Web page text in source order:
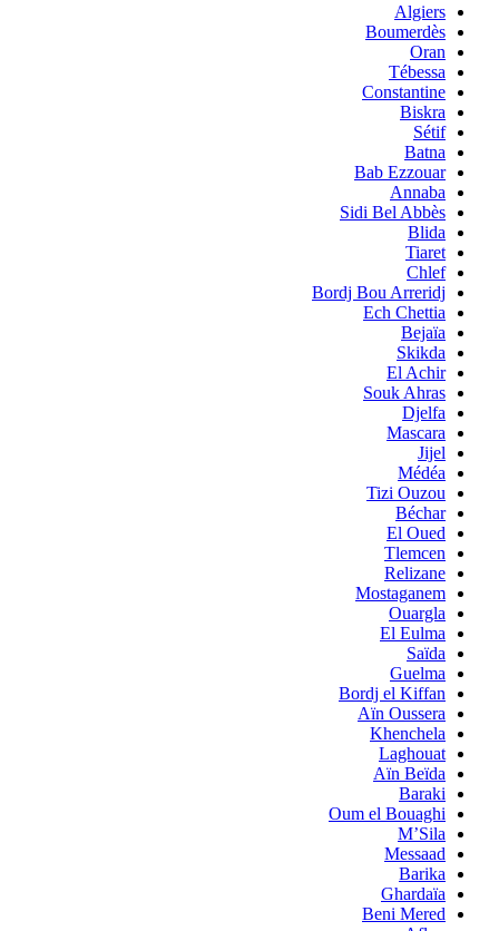
Algiers
Boumerdès
Oran
Tébessa
Constantine
Biskra
Sétif
Batna
Bab Ezzouar
Annaba
Sidi Bel Abbès
Blida
Tiaret
Chlef
Bordj Bou Arreridj
Ech Chettia
Bejaïa
Skikda
El Achir
Souk Ahras
Djelfa
Mascara
Jijel
Médéa
Tizi Ouzou
Béchar
El Oued
Tlemcen
Relizane
Mostaganem
Ouargla
El Eulma
Saïda
Guelma
Bordj el Kiffan
Aïn Oussera
Khenchela
Laghouat
Aïn Beïda
Baraki
Oum el Bouaghi
M’Sila
Messaad
Barika
Ghardaïa
Beni Mered